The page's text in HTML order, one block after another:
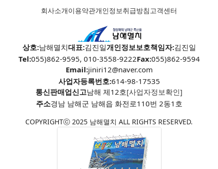
회사소개이용약관개인정보취급방침고객센터
상호:남해멸치대표:김진일개인정보보호책임자:김진일
Tel:055)862-9595, 010-3558-9222Fax:055)862-9594
Email:jiniri12@naver.com
사업자등록번호:614-98-17535
통신판매업신고남해 제12호[사업자정보확인]
주소경남 남해군 남해읍 화전로110번 2동1호
COPYRIGHTⓒ 2025 남해멸치 ALL RIGHTS RESERVED.